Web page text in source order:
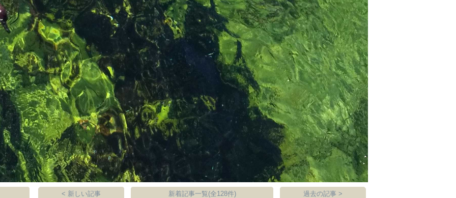
< 新しい記事 新着記事一覧(全128件) 過去の記事 >